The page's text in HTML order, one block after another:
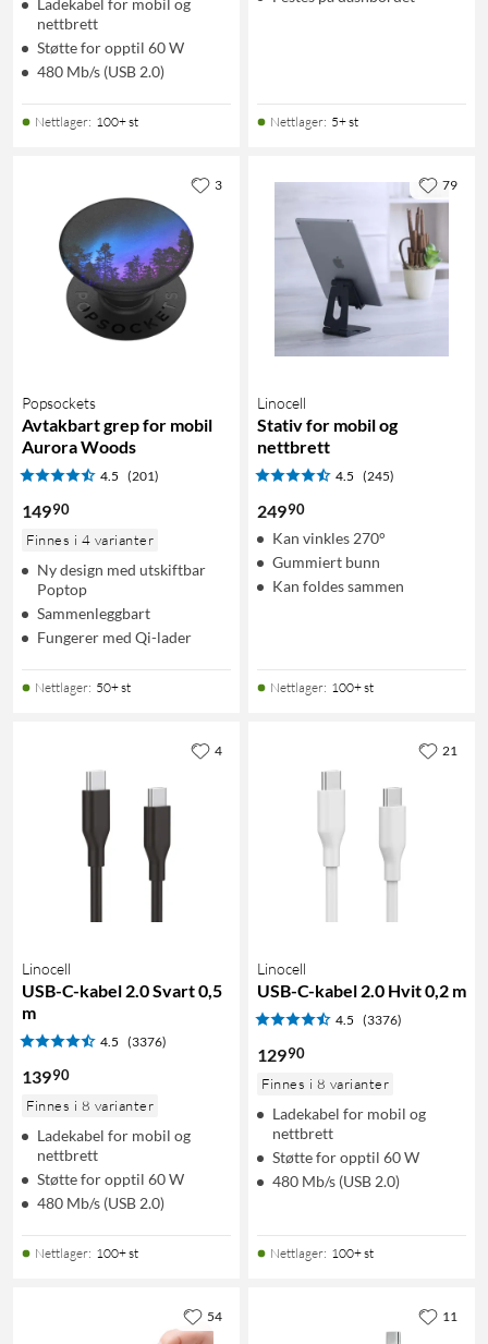
Ladekabel for mobil og
nettbrett
Støtte for opptil 60 W
480 Mb/s (USB 2.0)
Nettlager: 100+ st Nettlager: 5+ st
Popsockets
Avtakbart grep for mobil
Aurora Woods
4.5 (201)
14990
Finnes i 4 varianter
Ny design med utskiftbar
Poptop
Sammenleggbart
Fungerer med Qi-lader
Nettlager: 50+ st
3
Linocell
Stativ for mobil og
nettbrett
4.5 (245)
24990
Kan vinkles 270°
Gummiert bunn
Kan foldes sammen
Nettlager: 100+ st
79
Linocell
USB-C-kabel 2.0 Svart 0,5
m
4.5 (3376)
13990
Finnes i 8 varianter
Ladekabel for mobil og
nettbrett
Støtte for opptil 60 W
480 Mb/s (USB 2.0)
Nettlager: 100+ st
4
Linocell
USB-C-kabel 2.0 Hvit 0,2 m
4.5 (3376)
12990
Finnes i 8 varianter
Ladekabel for mobil og
nettbrett
Støtte for opptil 60 W
480 Mb/s (USB 2.0)
Nettlager: 100+ st
21
54 11